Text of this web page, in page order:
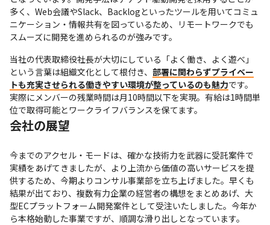
多く、Web会議やSlack、Backlogといったツールを用いてコミュ
ニケーション・情報共有を図っているため、リモートワークでも
スムーズに開発を進められるのが強みです。
当社の代表取締役社長が大切にしている「よく働き、よく遊べ」
という言葉は組織文化として根付き、 部署に関わらずプライベー
トも充実させられる働きやすい環境が整っているのも魅力です。
実際にメンバーの残業時間は月10時間以下を実現。有給は1時間単
位で取得可能とワークライフバランスを保てます。
会社の展望
今までのアクセル・モードは、確かな技術力を武器に受託案件で
実績をあげてきましたが、より上流から価値の高いサービスを提
供するため、今期よりコンサル事業部を立ち上げました。早くも
結果が出ており、複数有力企業の経営者の構想をまとめあげ、大
型ECプラットフォーム開発案件として受注いたしました。今年か
ら本格始動した事業ですが、順調な滑り出しとなっています。